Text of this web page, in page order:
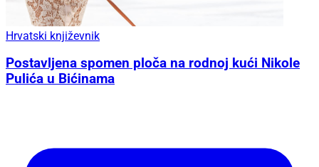
Hrvatski književnik
Postavljena spomen ploča na rodnoj kući Nikole
Pulića u Bićinama